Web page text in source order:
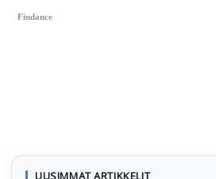
Findance
UUSIMMAT ARTIKKELIT